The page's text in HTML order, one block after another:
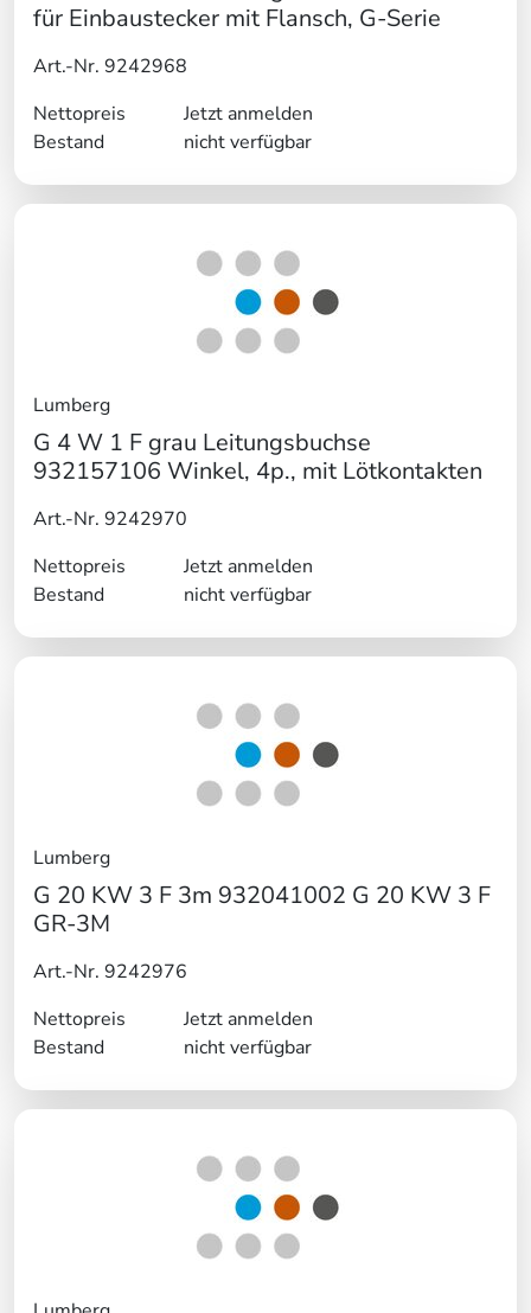
für Einbaustecker mit Flansch, G-Serie
Art.-Nr. 9242968
Nettopreis
Jetzt anmelden
Bestand
nicht verfügbar
Lumberg
G 4 W 1 F grau Leitungsbuchse
932157106 Winkel, 4p., mit Lötkontakten
Art.-Nr. 9242970
Nettopreis
Jetzt anmelden
Bestand
nicht verfügbar
Lumberg
G 20 KW 3 F 3m 932041002 G 20 KW 3 F
GR-3M
Art.-Nr. 9242976
Nettopreis
Jetzt anmelden
Bestand
nicht verfügbar